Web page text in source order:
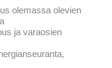
olemassa olevien
ja varaosien